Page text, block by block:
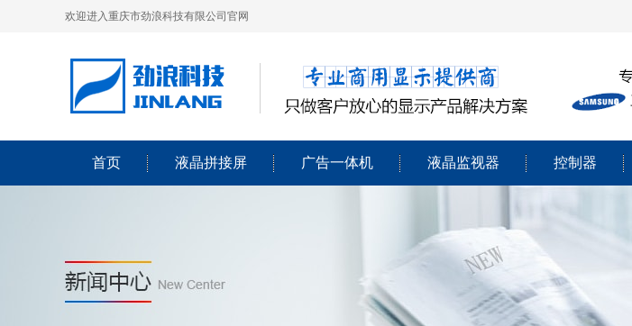
欢迎进入重庆市劲浪科技有限公司官网
首页 液晶拼接屏 广告一体机 液晶监视器 控制器